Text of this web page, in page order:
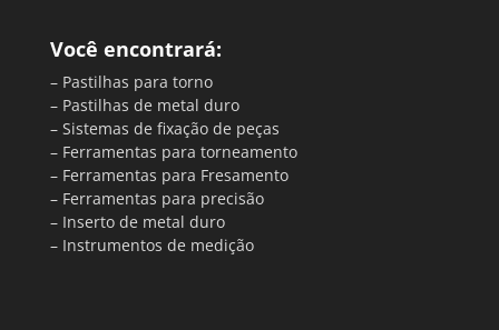
Você encontrará:
– Pastilhas para torno
– Pastilhas de metal duro
– Sistemas de fixação de peças
– Ferramentas para torneamento
– Ferramentas para Fresamento
– Ferramentas para precisão
– Inserto de metal duro
– Instrumentos de medição